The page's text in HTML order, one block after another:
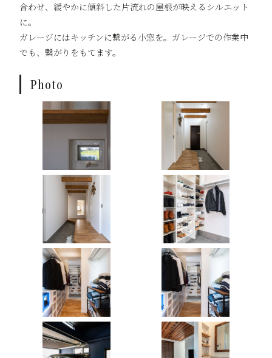
合わせ、緩やかに傾斜した片流れの屋根が映えるシルエット
に。
ガレージにはキッチンに繋がる小窓を。ガレージでの作業中
でも、繋がりをもてます。
Photo